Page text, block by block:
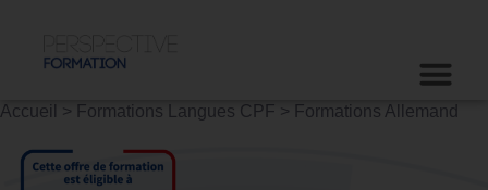
Accueil > Formations Langues CPF > Formations Allemand